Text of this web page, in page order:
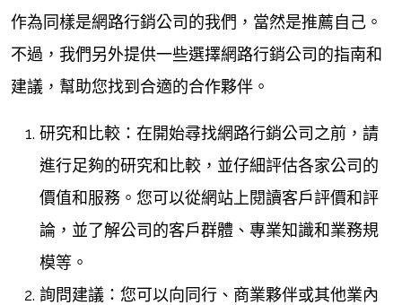
作為同樣是網路行銷公司的我們，當然是推薦自己。
不過，我們另外提供一些選擇網路行銷公司的指南和
建議，幫助您找到合適的合作夥伴。
研究和比較：在開始尋找網路行銷公司之前，請
進行足夠的研究和比較，並仔細評估各家公司的
價值和服務。您可以從網站上閱讀客戶評價和評
論，並了解公司的客戶群體、專業知識和業務規
模等。
詢問建議：您可以向同行、商業夥伴或其他業內